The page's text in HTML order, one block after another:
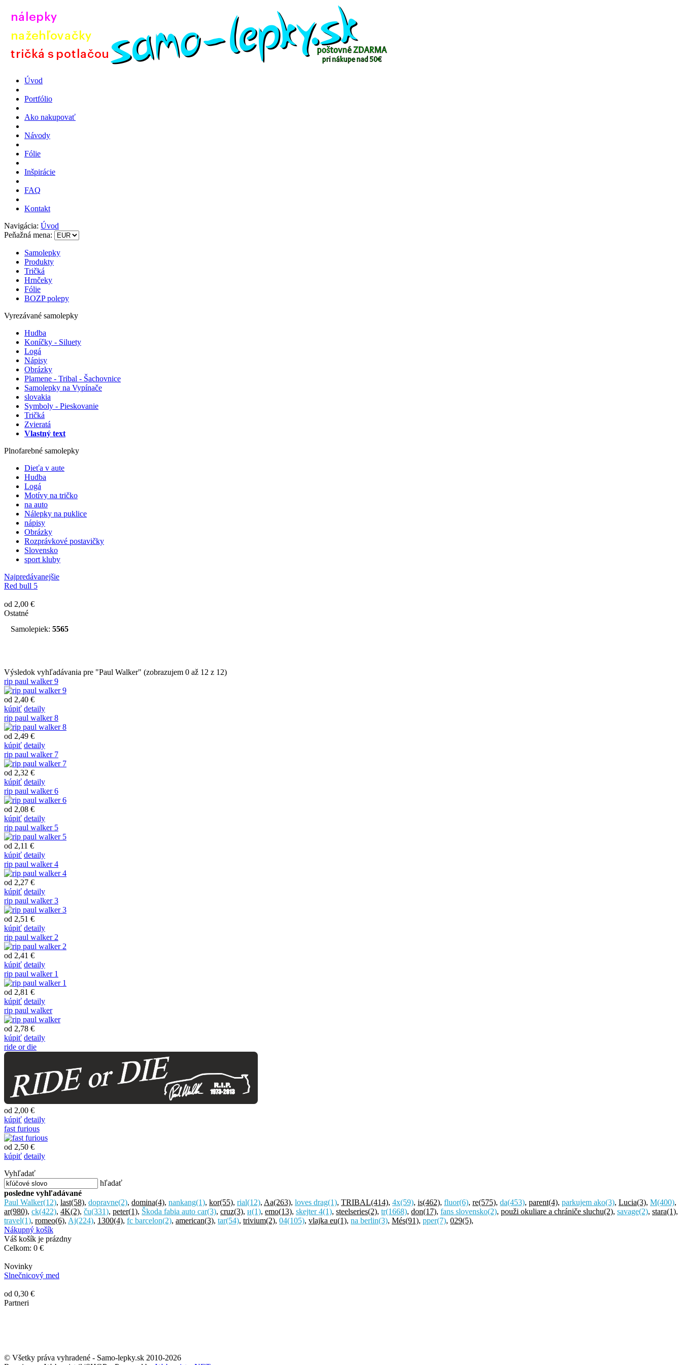
Úvod
Portfólio
Ako nakupovať
Návody
Fólie
Inšpirácie
FAQ
Kontakt
Navigácia: Úvod
Peňažná mena:
Samolepky
Produkty
Tričká
Hrnčeky
Fólie
BOZP polepy
Vyrezávané samolepky
Hudba
Koníčky - Siluety
Logá
Nápisy
Obrázky
Plamene - Tribal - Šachovnice
Samolepky na Vypínače
slovakia
Symboly - Pieskovanie
Tričká
Zvieratá
Vlastný text
Plnofarebné samolepky
Dieťa v aute
Hudba
Logá
Motívy na tričko
na auto
Nálepky na puklice
nápisy
Obrázky
Rozprávkové postavičky
Slovensko
sport kluby
Najpredávanejšie
Red bull 5
od 2,00 €
Ostatné
Samolepiek: 5565
Výsledok vyhľadávania pre "Paul Walker" (zobrazujem 0 až 12 z 12)
rip paul walker 9
od 2,40 €
kúpiť detaily
rip paul walker 8
od 2,49 €
kúpiť detaily
rip paul walker 7
od 2,32 €
kúpiť detaily
rip paul walker 6
od 2,08 €
kúpiť detaily
rip paul walker 5
od 2,11 €
kúpiť detaily
rip paul walker 4
od 2,27 €
kúpiť detaily
rip paul walker 3
od 2,51 €
kúpiť detaily
rip paul walker 2
od 2,41 €
kúpiť detaily
rip paul walker 1
od 2,81 €
kúpiť detaily
rip paul walker
od 2,78 €
kúpiť detaily
ride or die
od 2,00 €
kúpiť detaily
fast furious
od 2,50 €
kúpiť detaily
Vyhľadať
hľadať
posledne vyhľadávané
Paul Walker(12), last(58), dopravne(2), domina(4), nankang(1), kor(55), rial(12), Aa(263), loves drag(1), TRIBAL(414), 4x(59), is(462), fluor(6), re(575), da(453), parent(4), parkujem ako(3), Lucia(3), M(400),
ar(980), ck(422), 4K(2), ču(331), peter(1), Škoda fabia auto car(3), cruz(3), и(1), emo(13), skejter 4(1), steelseries(2), tr(1668), don(17), fans slovensko(2), použi okuliare a chrániče sluchu(2), savage(2), stara(1),
travel(1), romeo(6), Aj(224), 1300(4), fc barcelon(2), american(3), tar(54), trivium(2), 04(105), vlajka eu(1), na berlin(3), Més(91), pper(7), 029(5),
Nákupný košík
Váš košík je prázdny
Celkom: 0 €
Novinky
Slnečnicový med
od 0,30 €
Partneri
© Všetky práva vyhradené - Samo-lepky.sk 2010-2026